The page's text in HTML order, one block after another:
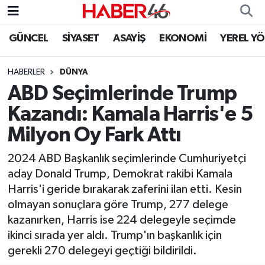
GÜNCEL SİYASET ASAYİŞ EKONOMİ YEREL
HABERLER DÜNYA
ABD Seçimlerinde Trump
Kazandı: Kamala Harris'e 5
Milyon Oy Fark Attı
2024 ABD Başkanlık seçimlerinde Cumhuriyetçi
aday Donald Trump, Demokrat rakibi Kamala
Harris'i geride bırakarak zaferini ilan etti. Kesin
olmayan sonuçlara göre Trump, 277 delege
kazanırken, Harris ise 224 delegeyle seçimde
ikinci sırada yer aldı. Trump'ın başkanlık için
gerekli 270 delegeyi geçtiği bildirildi.
GÜNCEL
SİYASET
EKONOMİ
SPOR
YAŞAM
TEKNOLOJİ
SAĞLIK
EĞİTİM
Nöbetçi Eczaneler
Hava Durumu
Kahramanmaraş Namaz Vakitleri
Trafik Durumu
Süper Lig Puan Durumu ve Fikstür
Tüm Manşetler
Son Dakika Haberleri
Haber Arşivi